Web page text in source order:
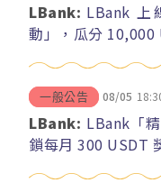
LBank: LBank 上
動」，瓜分 10,000
一般公告 08/05
LBank: LBank「
鎖每月 300 USDT